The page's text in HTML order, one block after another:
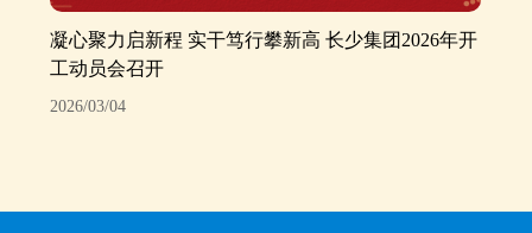
凝心聚力启新程 实干笃行攀新高 长少集团2026年开
工动员会召开
2026/03/04